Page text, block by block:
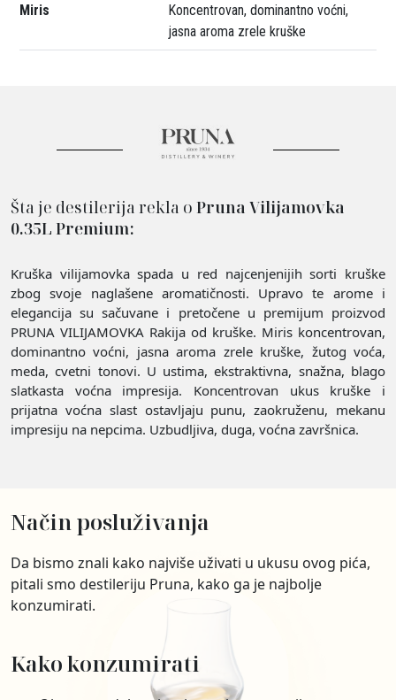
Miris
Koncentrovan, dominantno voćni,
jasna aroma zrele kruške
Šta je destilerija rekla o Pruna Vilijamovka
0.35L Premium:
Kruška vilijamovka spada u red najcenjenijih sorti kruške
zbog svoje naglašene aromatičnosti. Upravo te arome i
elegancija su sačuvane i pretočene u premijum proizvod
PRUNA VILIJAMOVKA Rakija od kruške. Miris koncentrovan,
dominantno voćni, jasna aroma zrele kruške, žutog voća,
meda, cvetni tonovi. U ustima, ekstraktivna, snažna, blago
slatkasta voćna impresija. Koncentrovan ukus kruške i
prijatna voćna slast ostavljaju punu, zaokruženu, mekanu
impresiju na nepcima. Uzbudljiva, duga, voćna završnica.
Način posluživanja
Da bismo znali kako najviše uživati u ukusu ovog pića,
pitali smo destileriju Pruna, kako ga je najbolje
konzumirati.
Kako konzumirati